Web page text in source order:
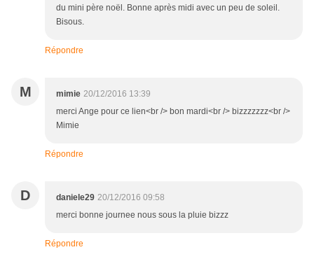
du mini père noël. Bonne après midi avec un peu de soleil.
Bisous.
Répondre
M mimie 20/12/2016 13:39
merci Ange pour ce lien<br /> bon mardi<br /> bizzzzzzz<br />
Mimie
Répondre
D daniele29 20/12/2016 09:58
merci bonne journee nous sous la pluie bizzz
Répondre